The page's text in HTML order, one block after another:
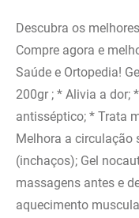
Descubra os
Compre agora e
Saúde e Ortopedia!
200gr ; * Alivia a dor;
antisséptico; * Trata
Melhora a circulação
(inchaços); Gel
massagens antes e
aquecimento